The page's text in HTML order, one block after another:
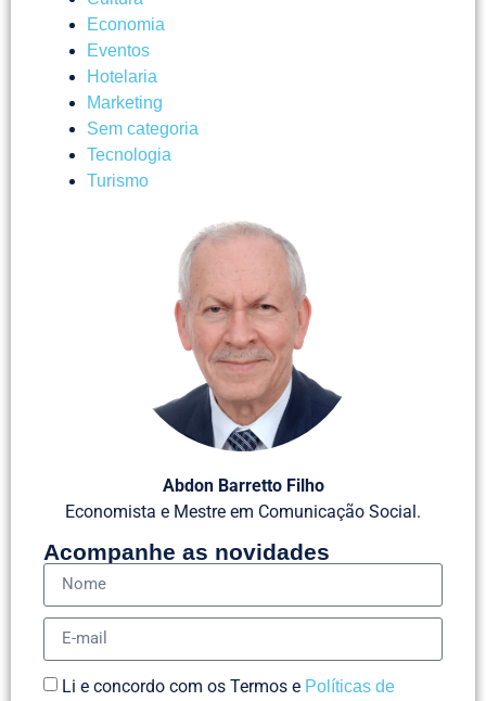
Economia
Eventos
Hotelaria
Marketing
Sem categoria
Tecnologia
Turismo
Abdon Barretto Filho
Economista e Mestre em Comunicação Social.
Acompanhe as novidades
Li e concordo com os Termos e Políticas de